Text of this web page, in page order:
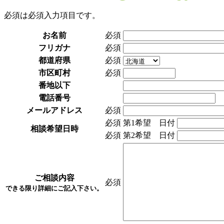
必須は必須入力項目です。
お名前
必須
フリガナ
必須
都道府県
必須
市区町村
必須
番地以下
電話番号
メールアドレス
必須
相談希望日時
必須 第1希望 日付
必須 第2希望 日付
ご相談内容
できる限り詳細にご記入下さい。
必須